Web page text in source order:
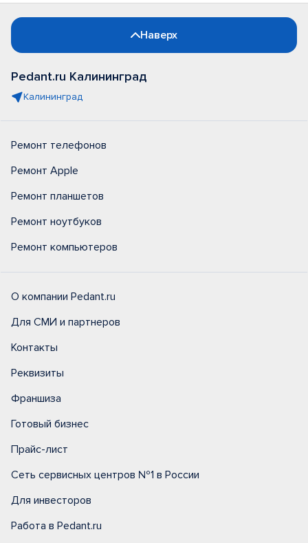
Наверх
Pedant.ru Калининград
Калининград
Ремонт телефонов
Ремонт Apple
Ремонт планшетов
Ремонт ноутбуков
Ремонт компьютеров
О компании Pedant.ru
Для СМИ и партнеров
Контакты
Реквизиты
Франшиза
Готовый бизнес
Прайс-лист
Сеть сервисных центров №1 в России
Для инвесторов
Работа в Pedant.ru